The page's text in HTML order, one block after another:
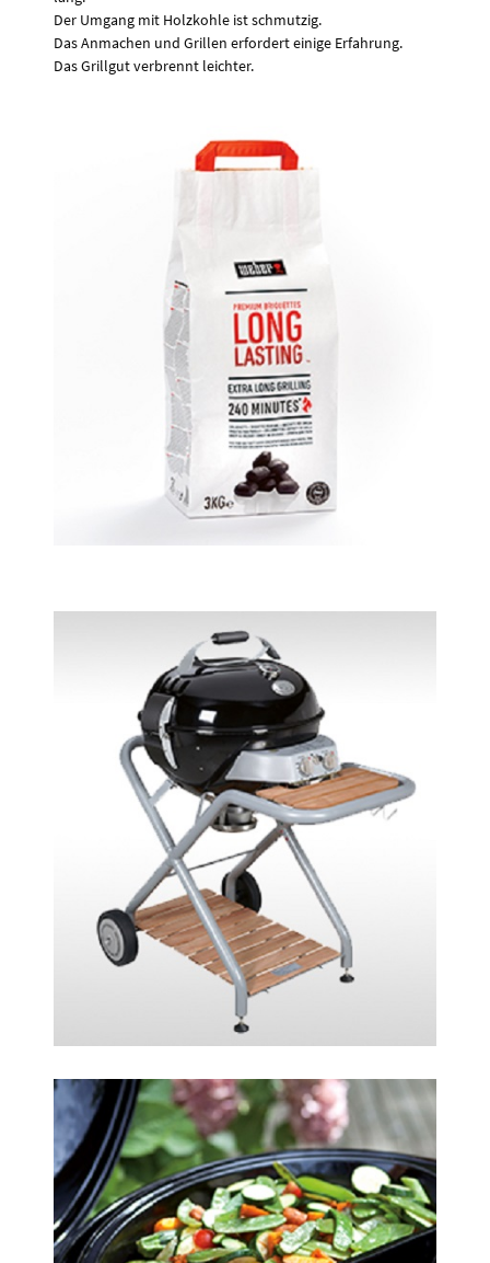
Der Umgang mit Holzkohle ist schmutzig.
Das Anmachen und Grillen erfordert einige Erfahrung.
Das Grillgut verbrennt leichter.